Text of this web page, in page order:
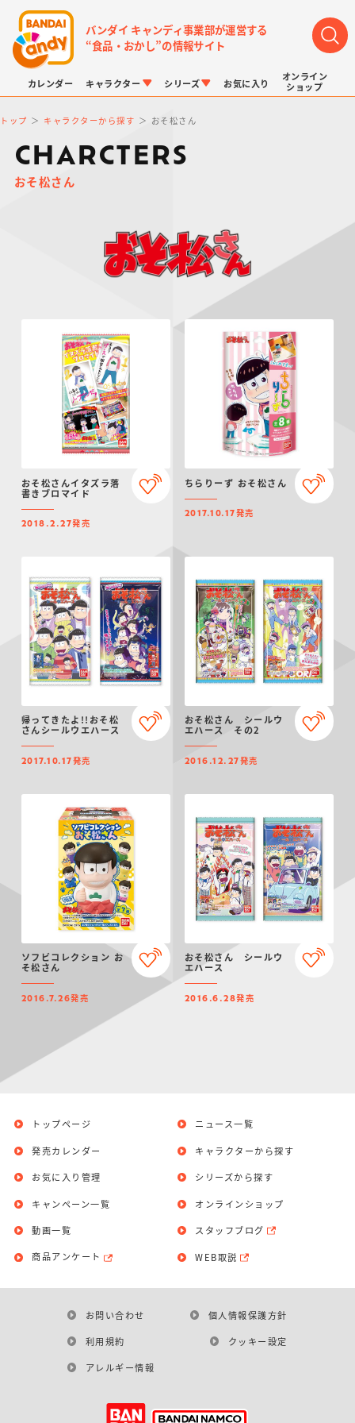
バンダイ キャンディ事業部が運営する
“食品・おかし”の情報サイト
カレンダー キャラクター
仮面ライダーシリー
ズ
PROJECT R.E.D.・
アンパンマン
シリーズ
キャラパキ
つりグミ
ポケモンスケールワ
ールド
お気に入り
オンライン
ショップ
トップ キャラクターから探す おそ松さん
CHARCTERS
おそ松さん
おそ松さんイタズラ落
書きブロマイド
2018.2.27発売
ちらりーず おそ松さん
2017.10.17 発売
帰ってきたよ!!おそ松
さんシールウエハース
2017.10.17発売
おそ松さん シールウ
エハース その2
2016.12.27発売
ソフビコレクション お
そ松さん
2016.7.26発売
おそ松さん シールウ
エハース
2016.6.28発売
トップページ
発売カレンダー
お気に入り管理
ニュース一覧
キャラクターから探す
シリーズから探す
キャンペーン一覧
動画一覧
商品アンケート
オンラインショップ
スタッフブログ
WEB取説
お問い合わせ 個人情報保護方針
利用規約 クッキー設定
アレルギー情報